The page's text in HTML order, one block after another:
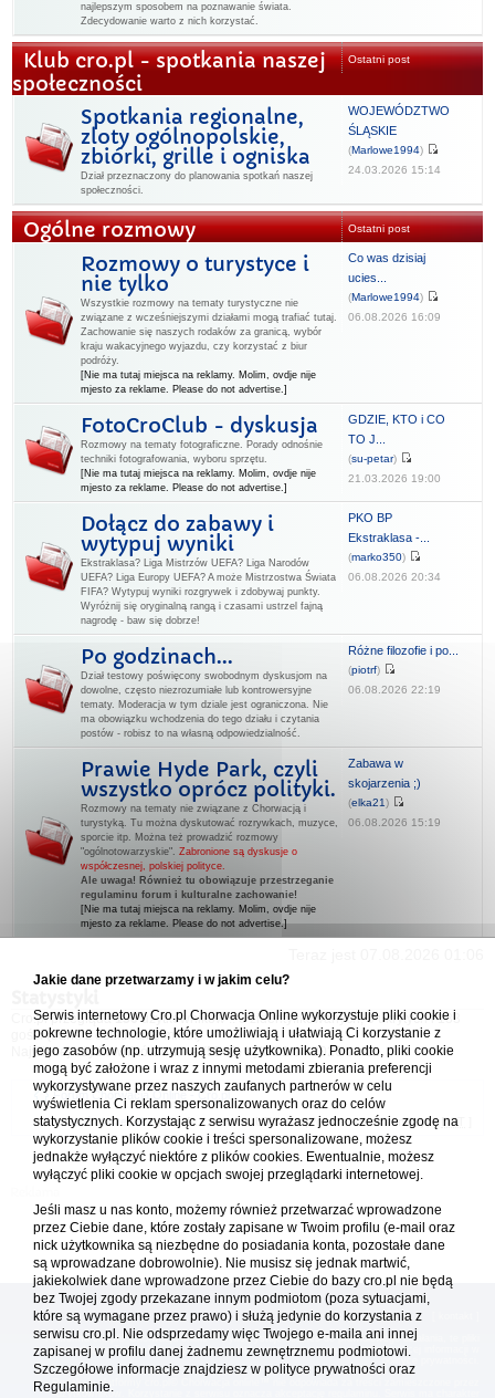
najlepszym sposobem na poznawanie świata.
Zdecydowanie warto z nich korzystać.
Klub cro.pl - spotkania naszej
społeczności
Ostatni post
Spotkania regionalne,
zloty ogólnopolskie,
zbiórki, grille i ogniska
Dział przeznaczony do planowania spotkań naszej
społeczności.
WOJEWÓDZTWO
ŚLĄSKIE
(Marlowe1994)
24.03.2026 15:14
Ogólne rozmowy Ostatni post
Rozmowy o turystyce i
nie tylko
Wszystkie rozmowy na tematy turystyczne nie
związane z wcześniejszymi działami mogą trafiać tutaj.
Zachowanie się naszych rodaków za granicą, wybór
kraju wakacyjnego wyjazdu, czy korzystać z biur
podróży.
[Nie ma tutaj miejsca na reklamy. Molim, ovdje nije
mjesto za reklame. Please do not advertise.]
Co was dzisiaj
ucies...
(Marlowe1994)
06.08.2026 16:09
FotoCroClub - dyskusja
Rozmowy na tematy fotograficzne. Porady odnośnie
techniki fotografowania, wyboru sprzętu.
[Nie ma tutaj miejsca na reklamy. Molim, ovdje nije
mjesto za reklame. Please do not advertise.]
GDZIE, KTO i CO
TO J...
(su-petar)
21.03.2026 19:00
Dołącz do zabawy i
wytypuj wyniki
Ekstraklasa? Liga Mistrzów UEFA? Liga Narodów
UEFA? Liga Europy UEFA? A może Mistrzostwa Świata
FIFA? Wytypuj wyniki rozgrywek i zdobywaj punkty.
Wyróżnij się oryginalną rangą i czasami ustrzel fajną
nagrodę - baw się dobrze!
PKO BP
Ekstraklasa -...
(marko350)
06.08.2026 20:34
Po godzinach...
Dział testowy poświęcony swobodnym dyskusjom na
dowolne, często niezrozumiałe lub kontrowersyjne
tematy. Moderacja w tym dziale jest ograniczona. Nie
ma obowiązku wchodzenia do tego działu i czytania
postów - robisz to na własną odpowiedzialność.
Różne filozofie i po...
(piotrf)
06.08.2026 22:19
Prawie Hyde Park, czyli
wszystko oprócz polityki.
Rozmowy na tematy nie związane z Chorwacją i
turystyką. Tu można dyskutować rozrywkach, muzyce,
sporcie itp. Można też prowadzić rozmowy
"ogólnotowarzyskie". Zabronione są dyskusje o
współczesnej, polskiej polityce.
Ale uwaga! Również tu obowiązuje przestrzeganie
regulaminu forum i kulturalne zachowanie!
[Nie ma tutaj miejsca na reklamy. Molim, ovdje nije
mjesto za reklame. Please do not advertise.]
Zabawa w
skojarzenia ;)
(elka21)
06.08.2026 15:19
Cro.pl przegląda136użytkowników :: 3 zidentyfikowanych, 0 ukrytych i 133
gości (dane z ostatnich 3 minut)
Najwięcej użytkowników online ( 5542) było 21.04.2026 01:12
Forum Chorwacja Online - Cro.pl
Usuń ciasteczka• Strefa czasowa: UTC + 1 (Polska - czas zimowy) [ DST
[reklama ] [
Platforma cro.pl© Chorwacja online™ wykorzystuje cookies do prawidłowego działania, te pliki
gromadzą na Twoim komputerze dane ułatwiające korzystanie z serwisu; więcej informacji w
Redakcja platformy cro.pl© Chorwacja online™ nie odpowiada za treści zamieszczone przez
użytkowników. Korzystanie z serwisu oznacza akceptację regulaminu. Serwis ma charakter
Jakie dane przetwarzamy i w jakim celu?
Serwis internetowy Cro.pl Chorwacja Online wykorzystuje pliki cookie i
pokrewne technologie, które umożliwiają i ułatwiają Ci korzystanie z
jego zasobów (np. utrzymują sesję użytkownika). Ponadto, pliki cookie
mogą być założone i wraz z innymi metodami zbierania preferencji
wykorzystywane przez naszych zaufanych partnerów w celu
wyświetlenia Ci reklam spersonalizowanych oraz do celów
statystycznych. Korzystając z serwisu wyrażasz jednocześnie zgodę na
wykorzystanie plików cookie i treści spersonalizowane, możesz
jednakże wyłączyć niektóre z plików cookies. Ewentualnie, możesz
wyłączyć pliki cookie w opcjach swojej przeglądarki internetowej.
Jeśli masz u nas konto, możemy również przetwarzać wprowadzone
przez Ciebie dane, które zostały zapisane w Twoim profilu (e-mail oraz
nick użytkownika są niezbędne do posiadania konta, pozostałe dane
są wprowadzane dobrowolnie). Nie musisz się jednak martwić,
jakiekolwiek dane wprowadzone przez Ciebie do bazy cro.pl nie będą
bez Twojej zgody przekazane innym podmiotom (poza sytuacjami,
które są wymagane przez prawo) i służą jedynie do korzystania z
serwisu cro.pl. Nie odsprzedamy więc Twojego e-maila ani innej
zapisanej w profilu danej żadnemu zewnętrznemu podmiotowi.
Szczegółowe informacje znajdziesz w polityce prywatności oraz
Regulaminie.